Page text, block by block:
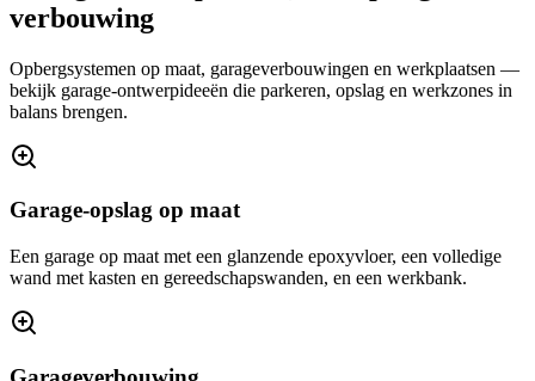
verbouwing
Opbergsystemen op maat, garageverbouwingen en werkplaatsen —
bekijk garage-ontwerpideeën die parkeren, opslag en werkzones in
balans brengen.
Garage-opslag op maat
Een garage op maat met een glanzende epoxyvloer, een volledige
wand met kasten en gereedschapswanden, en een werkbank.